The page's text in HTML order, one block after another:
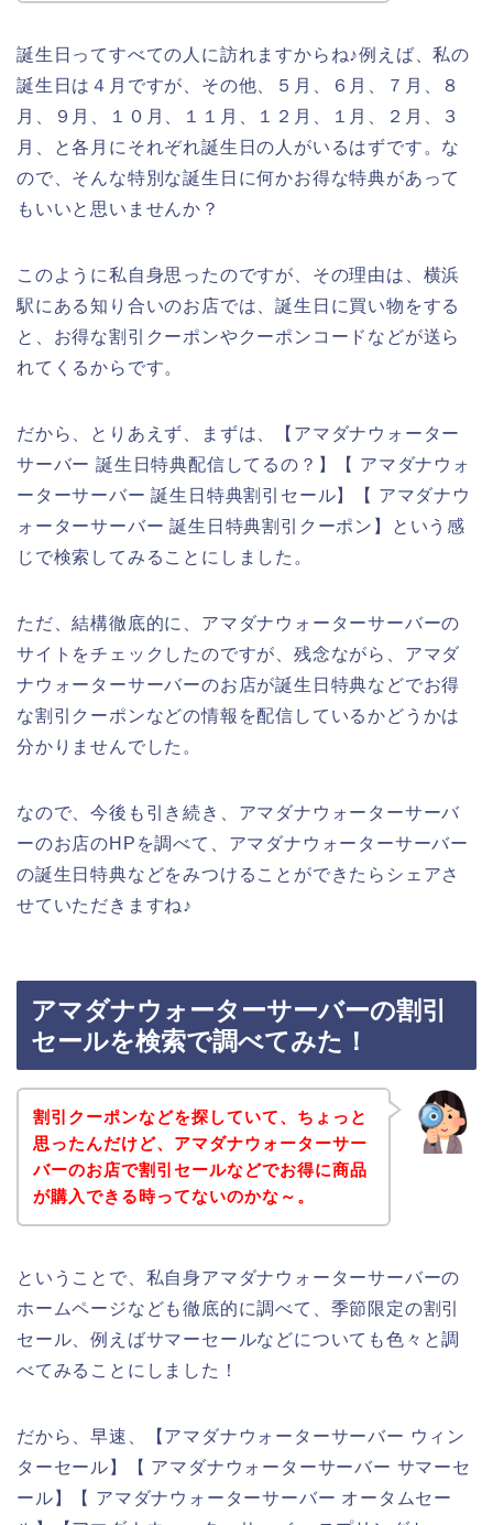
誕生日ってすべての人に訪れますからね♪例えば、私の
誕生日は４月ですが、その他、５月、６月、７月、８
月、９月、１０月、１１月、１２月、１月、２月、３
月、と各月にそれぞれ誕生日の人がいるはずです。な
ので、そんな特別な誕生日に何かお得な特典があって
もいいと思いませんか？
このように私自身思ったのですが、その理由は、横浜
駅にある知り合いのお店では、誕生日に買い物をする
と、お得な割引クーポンやクーポンコードなどが送ら
れてくるからです。
だから、とりあえず、まずは、【アマダナウォーター
サーバー 誕生日特典配信してるの？】【 アマダナウォ
ーターサーバー 誕生日特典割引セール】【 アマダナウ
ォーターサーバー 誕生日特典割引クーポン】という感
じで検索してみることにしました。
ただ、結構徹底的に、アマダナウォーターサーバーの
サイトをチェックしたのですが、残念ながら、アマダ
ナウォーターサーバーのお店が誕生日特典などでお得
な割引クーポンなどの情報を配信しているかどうかは
分かりませんでした。
なので、今後も引き続き、アマダナウォーターサーバ
ーのお店のHPを調べて、アマダナウォーターサーバー
の誕生日特典などをみつけることができたらシェアさ
せていただきますね♪
アマダナウォーターサーバーの割引
セールを検索で調べてみた！
割引クーポンなどを探していて、ちょっと
思ったんだけど、アマダナウォーターサー
バーのお店で割引セールなどでお得に商品
が購入できる時ってないのかな～。
ということで、私自身アマダナウォーターサーバーの
ホームページなども徹底的に調べて、季節限定の割引
セール、例えばサマーセールなどについても色々と調
べてみることにしました！
だから、早速、【アマダナウォーターサーバー ウィン
ターセール】【 アマダナウォーターサーバー サマーセ
ール】【 アマダナウォーターサーバー オータムセー